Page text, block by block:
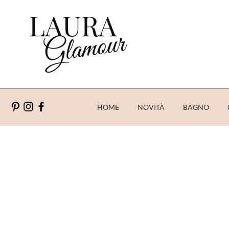
HOME NOVITÀ BAGNO